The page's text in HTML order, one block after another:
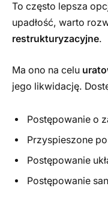
To często lepsza
upadłość, warto
restrukturyzacyjne.
Ma ono na celu
jego likwidację.
Postępowanie o
Przyspieszone
Postępowanie
Postępowanie